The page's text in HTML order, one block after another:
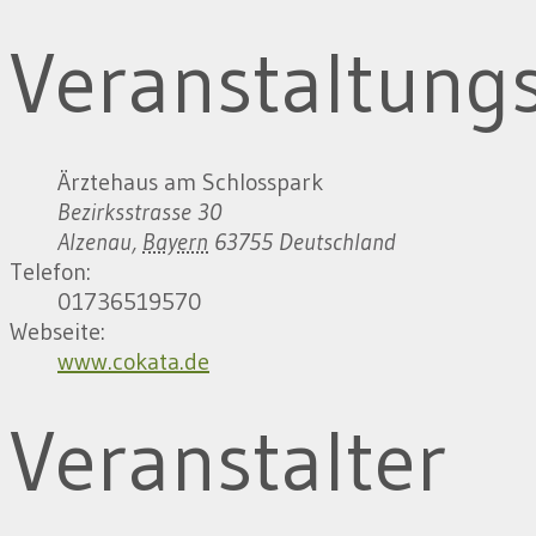
Ärztehaus am Schlosspark
Bezirksstrasse 30
Alzenau, Bayern 63755 Deutschland
Telefon:
01736519570
Webseite:
www.cokata.de
Veranstalter